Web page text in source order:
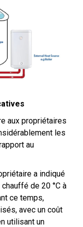
aux propriétaires
les
au
a indiqué
de 20 °C à
ce temps,
avec un coût
utilisant un